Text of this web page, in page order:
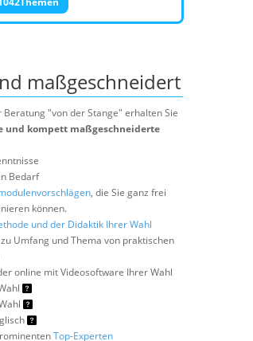
maßgeschneidert
"von der Stange" erhalten Sie
und kompett maßgeschneiderte
Bedarf
, die Sie ganz frei
können.
und der Didaktik Ihrer Wahl
Umfang und Thema von praktischen
online mit Videosoftware Ihrer Wahl
Top-Experten